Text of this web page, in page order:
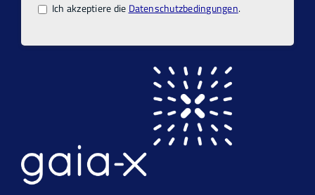
Ich akzeptiere die Datenschutzbedingungen.